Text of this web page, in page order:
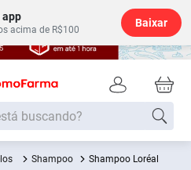
app
acima de R$100
Baixar
Shampoo
Shampoo Loréal